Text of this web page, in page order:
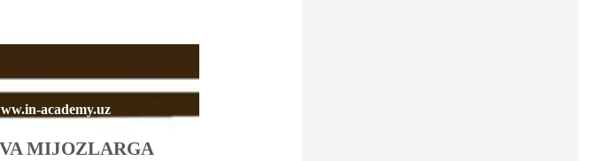
academy.uz
MIJOZLARGA